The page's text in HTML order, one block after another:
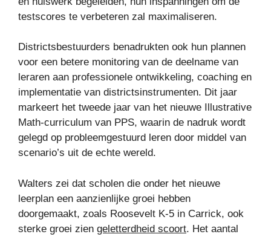
testscores te verbeteren zal maximaliseren.
Districtsbestuurders benadrukten ook hun plannen
voor een betere monitoring van de deelname van
leraren aan professionele ontwikkeling, coaching en
implementatie van districtsinstrumenten. Dit jaar
markeert het tweede jaar van het nieuwe Illustrative
Math-curriculum van PPS, waarin de nadruk wordt
gelegd op probleemgestuurd leren door middel van
scenario’s uit de echte wereld.
Walters zei dat scholen die onder het nieuwe
leerplan een aanzienlijke groei hebben
doorgemaakt, zoals Roosevelt K-5 in Carrick, ook
sterke groei zien geletterdheid scoort. Het aantal